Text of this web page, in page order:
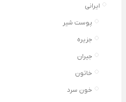
ایرانی
پوست شیر
جزیره
جیران
خاتون
خون سرد